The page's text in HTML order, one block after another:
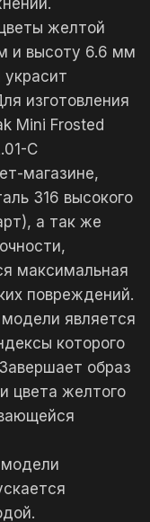
желтой
и высоту 6.6 мм
изготовления
Mini Frosted
C
магазине,
316 высокого
а так же
максимальная
повреждений.
является
которого
образ
цвета желтого